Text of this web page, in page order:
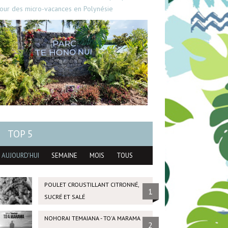
des micro-vacances en Polynésie
TOP 5
AUJOURD'HUI SEMAINE MOIS TOUS
POULET CROUSTILLANT CITRONNÉ,
SUCRÉ ET SALÉ
1
NOHORAI TEMAIANA - TO'A MARAMA
2